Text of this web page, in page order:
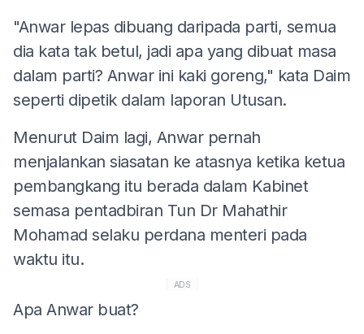
"Anwar lepas dibuang daripada parti, semua
dia kata tak betul, jadi apa yang dibuat masa
dalam parti? Anwar ini kaki goreng," kata Daim
seperti dipetik dalam laporan Utusan.
Menurut Daim lagi, Anwar pernah
menjalankan siasatan ke atasnya ketika ketua
pembangkang itu berada dalam Kabinet
semasa pentadbiran Tun Dr Mahathir
Mohamad selaku perdana menteri pada
waktu itu.
ADS
Apa Anwar buat?